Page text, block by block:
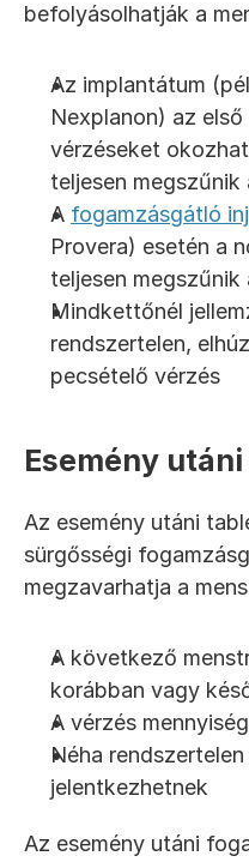
befolyásolhatják a
Az implantátum
Nexplanon) az
vérzéseket
teljesen megszűnik
A fogamzásgátló
Provera) esetén a
teljesen megszűnik
Mindkettőnél
rendszertelen,
pecsételő vérzés
Esemény
Az esemény utáni
sürgősségi
megzavarhatja a
A következő
korábban vagy
A vérzés
Néha
jelentkezhetnek
Az esemény utáni